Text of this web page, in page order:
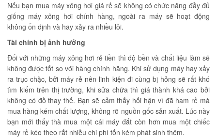
Nếu bạn mua máy xông hơi giá rẻ sẽ không có chức năng đầy đủ
giống máy xông hơi chính hàng, ngoài ra máy sẽ hoạt động
không ổn định và hay xảy ra nhiều lỗi.
Tài chính bị ảnh hưởng
Đối với những máy xông hơi rẻ tiền thì độ bền và chất liệu làm sẽ
không được tốt so với hàng chính hãng. Khi sử dụng máy hay xảy
ra trục chặc, bởi máy rẻ nên linh kiện đi cùng bị hỏng sẽ rất khó
tìm kiếm trên thị trường, khi sửa chữa thì giá thành khá cao bởi
không có đồ thay thế. Bạn sẽ cảm thấy hối hận vì đã ham rẻ mà
mua hàng kém chất lượng, không rõ nguồn gốc sản xuất. Lúc này
bạn mới thấy thà mua một cái máy đắt còn hơn mua một chiếc
máy rẻ kéo theo rất nhiều chi phí tốn kém phát sinh thêm.